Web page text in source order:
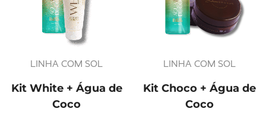
LINHA COM SOL
Kit White + Água de
Coco
LINHA COM SOL
Kit Choco + Água de
Coco